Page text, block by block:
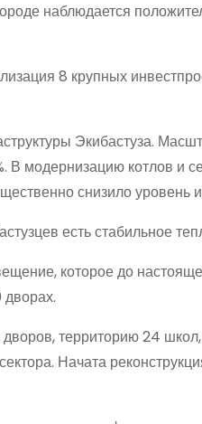
наблюдается
8 крупных
Экибастуза.
В модернизацию котлов и
снизило уровень
есть стабильное
которое до
территорию 24
Начата